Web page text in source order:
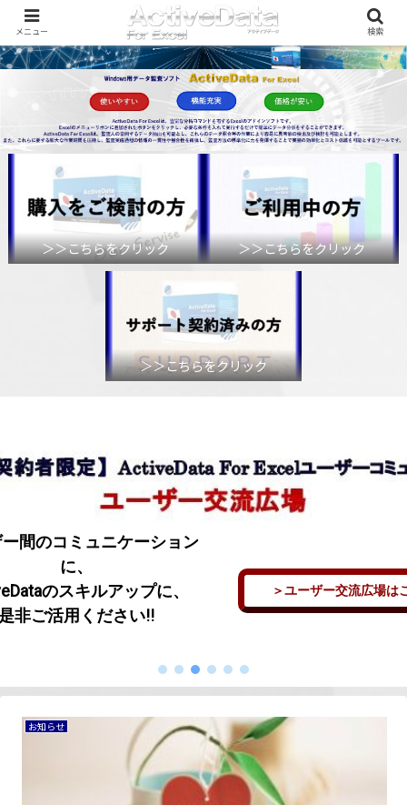
＞＞こちらをクリック ＞＞こちらをクリック
＞＞こちらをクリック
間のコミュニケーション
に、
のスキルアップに、
非ご活用ください!!
＞ユーザー交流広場は
お知らせ
メニュー 検索